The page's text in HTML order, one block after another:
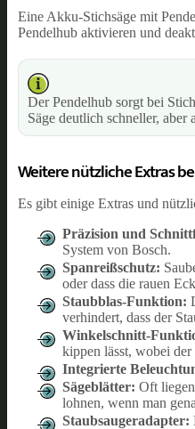
Eine Akku-Stichsäge mit
Pendelhub aktivieren und
Der Pendelhub sorgt bei
Säge deutlich schneller, aber
Weitere nützliche Extras
Es gibt einige Extras und
Präzision und
System von Bosch.
Spanreißschutz:
oder dass die rauen
Staubblas-Funktion:
verhindert, dass der
Winkelschnitt-
kippen lässt, wobei
Integrierte
Sägeblätter: Oft
lohnen, wenn man
Staubsaugeradapter: